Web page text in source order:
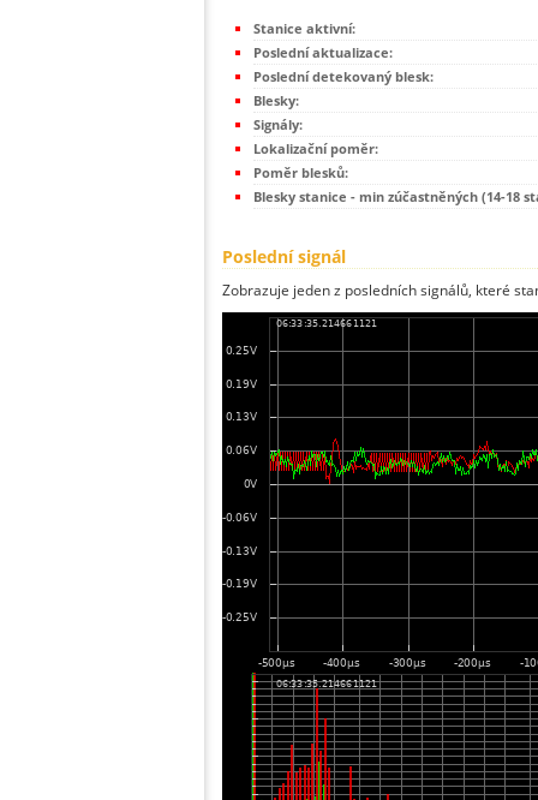
Stanice aktivní:
Poslední aktualizace:
Poslední detekovaný blesk:
Blesky:
Signály:
Lokalizační poměr:
Poměr blesků:
Blesky stanice - min zúčastněných (14-18
Poslední signál
Zobrazuje jeden z posledních signálů, které